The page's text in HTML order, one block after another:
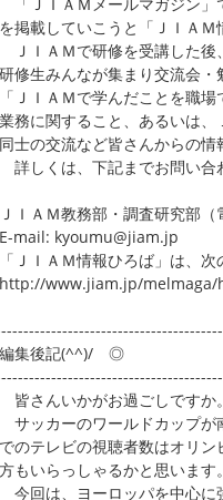
載していこうと「ＪＩＡＭ
ＡＭで研修を受講した後、
生みんなが集まり交流会・
ＩＡＭで学んだことを職場
に関すること、あるいは、
の交流など皆さんからの情
くは、下記までお問い合わ
ＡＭ教務部・調査研究部
kyoumu@jiam.jp
ＩＡＭ情報ひろば」は、次
www.jiam.jp/melmaga/
集後記(^^)/ ◎
んいかがお過ごしですか。
カーのワールドカップが南
テレビの視聴者数はオリン
いらっしゃるかと思います。
は、ヨーロッパを中心に強